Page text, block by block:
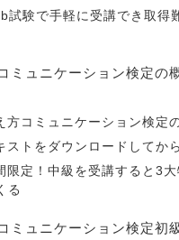
試験で手軽に受講でき取得
ミュニケーション検定の
方コミュニケーション検定
ストをダウンロードしてか
限定！中級を受講すると3大
る
ミュニケーション検定初